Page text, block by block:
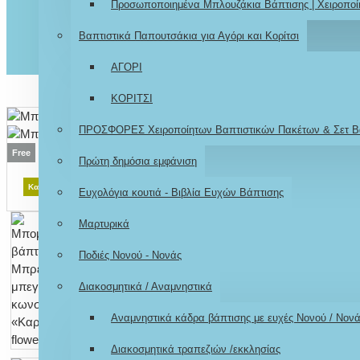
Προσωποποιημένα Μπλουζάκια Βάπτισης |
Βαπτιστικά Παπουτσάκια για Αγόρι και Κορίτσι
ΑΓΟΡΙ
ΚΟΡΙΤΣΙ
ΠΡΟΣΦΟΡΕΣ Χειροποίητων Βαπτιστικών Πακέτων & Σετ
Πρώτη δημόσια εμφάνιση
Ευχολόγια κουτιά - Βιβλία Ευχών Βάπτισης
Μαρτυρικά
Ποδιές Νονού - Νονάς
Διακοσμητικά / Αναμνηστικά
Αναμνηστικά κάδρα βάπτισης με ευχές Νονού /
Διακοσμητικά τραπεζιών /εκκλησίας
Free
Κατόπιν παραγγελίας